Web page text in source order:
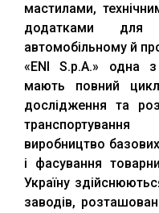
мастилами,
додатками
автомобільному й
«ENI S.p.A.» одна
мають повний
дослідження та
виробництво
і фасування
Україну
заводів,